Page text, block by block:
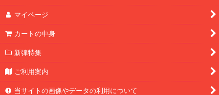
マイページ
カートの中身
新弾特集
ご利用案内
当サイトの画像やデータの利用について